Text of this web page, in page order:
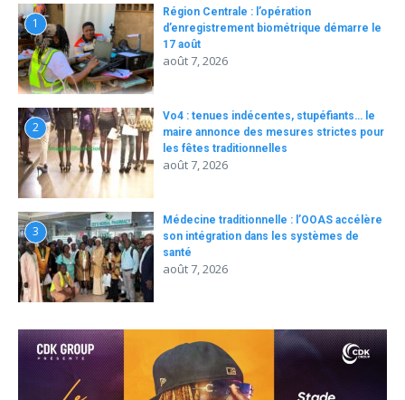
1
Région Centrale : l’opération
d’enregistrement biométrique démarre le
17 août
août 7, 2026
2
Vo4 : tenues indécentes, stupéfiants… le
maire annonce des mesures strictes pour
les fêtes traditionnelles
août 7, 2026
3
Médecine traditionnelle : l’OOAS accélère
son intégration dans les systèmes de
santé
août 7, 2026